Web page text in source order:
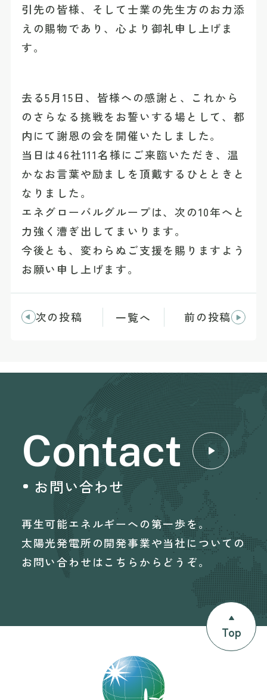
引先の皆様、そして士業の先生方のお力添
えの賜物であり、心より御礼申し上げま
す。
去る5月15日、皆様への感謝と、これから
のさらなる挑戦をお誓いする場として、都
内にて謝恩の会を開催いたしました。
当日は46社111名様にご来臨いただき、温
かなお言葉や励ましを頂戴するひとときと
なりました。
エネグローバルグループは、次の10年へと
力強く漕ぎ出してまいります。
今後とも、変わらぬご支援を賜りますよう
お願い申し上げます。
次の投稿 一覧へ 前の投稿
Contact
お問い合わせ
再生可能エネルギーへの第一歩を。
太陽光発電所の開発事業や当社についての
お問い合わせはこちらからどうぞ。
Top